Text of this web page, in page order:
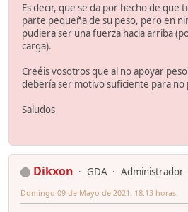
Es decir, que se da por hecho de que
parte pequeña de su peso, pero en
pudiera ser una fuerza hacia arriba
carga).
Creéis vosotros que al no apoyar
debería ser motivo suficiente para no
Saludos
Dikxon GDA
Administrador
Domingo 09 de Mayo de 2021. 18:13 horas.